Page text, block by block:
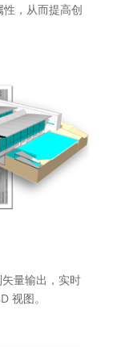
，从而提高创
量输出，实时
视图。